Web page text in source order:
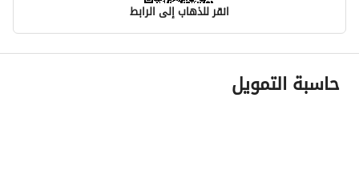
انقر للذهاب إلى الرابط
معلومات مسؤول الإعلان
اسم المسؤول
حاسبة التمويل